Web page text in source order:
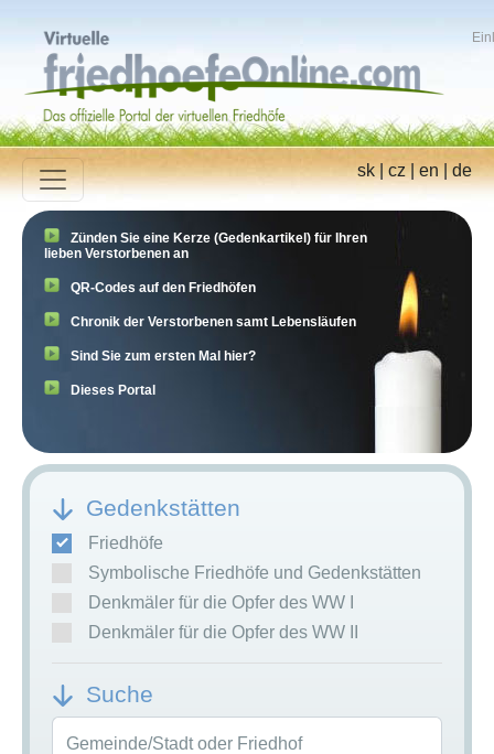
sk|cz|en|de
Zünden Sie eine Kerze (Gedenkartikel) für Ihren
lieben Verstorbenen an
QR-Codes auf den Friedhöfen
Chronik der Verstorbenen samt Lebensläufen
Sind Sie zum ersten Mal hier?
Dieses Portal
Gedenkstätten
Friedhöfe
Symbolische Friedhöfe und Gedenkstätten
Denkmäler für die Opfer des WW I
Denkmäler für die Opfer des WW II
Suche
Gemeinde/Stadt oder Friedhof